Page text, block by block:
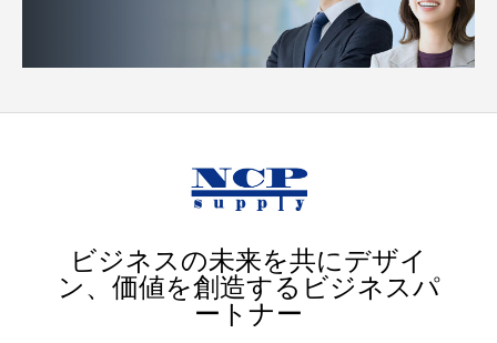
ビジネスの未来を共にデザイ
ン、価値を創造するビジネスパ
ートナー